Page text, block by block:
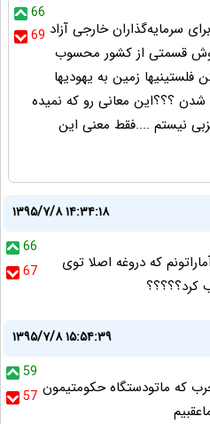
66
69 سرمایه‌گذاران خارجی آزاد
قسمتی از کشور محسوب
زمین به یهودیها
؟؟؟این معانی رو که نمیده
نیستم ....فقط معنی این
۱۳۹۵/۷/۸ ۱۴:۳۴:۱۸
66
67
که دروغه اصلا توی
۱۳۹۵/۷/۸ ۱۵:۵۴:۳۹
59
57 كه ماتودستگاه حكومتيمون